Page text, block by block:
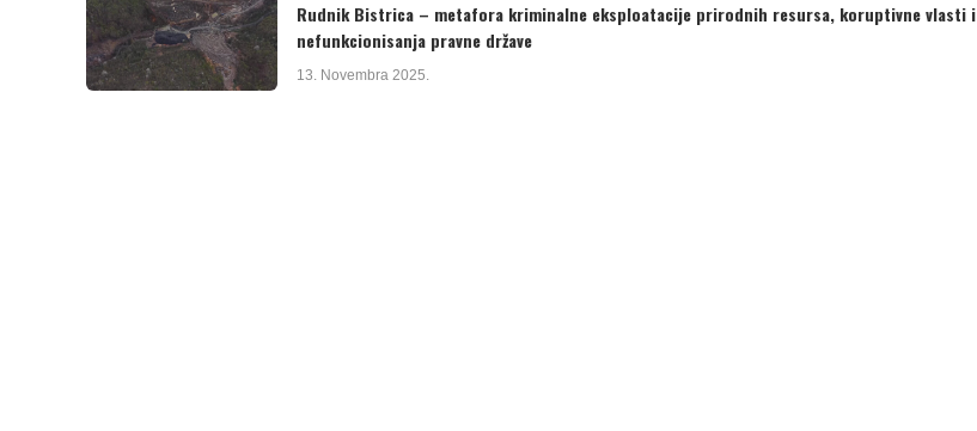
Rudnik Bistrica – metafora kriminalne eksploatacije prirodnih resursa, koruptivne vlasti i
nefunkcionisanja pravne države
13. Novembra 2025.